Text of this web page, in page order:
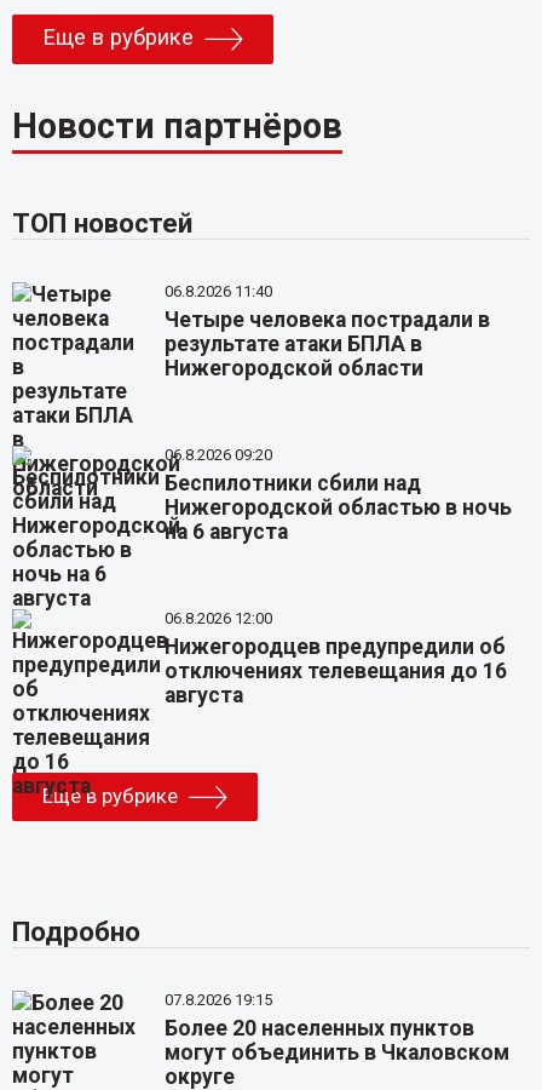
Еще в рубрике
Новости партнёров
ТОП новостей
06.8.2026 11:40
Четыре человека пострадали в
результате атаки БПЛА в
Нижегородской области
06.8.2026 09:20
Беспилотники сбили над
Нижегородской областью в ночь
на 6 августа
06.8.2026 12:00
Нижегородцев предупредили об
отключениях телевещания до 16
августа
Еще в рубрике
Подробно
07.8.2026 19:15
Более 20 населенных пунктов
могут объединить в Чкаловском
округе